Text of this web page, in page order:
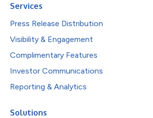
Services
Press Release Distribution
Visibility & Engagement
Complimentary Features
Investor Communications
Reporting & Analytics
Solutions